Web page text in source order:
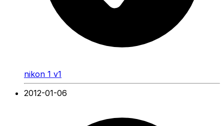
nikon 1 v1
2012-01-06